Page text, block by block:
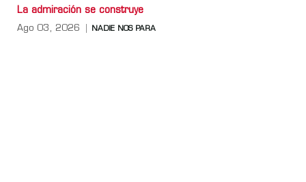
La admiración se construye
Ago 03, 2026 NADIE NOS PARA